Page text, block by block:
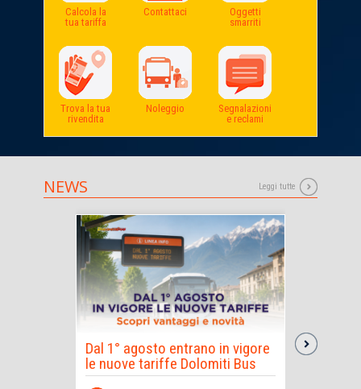
Calcola la
tua tariffa
Contattaci
Oggetti
smarriti
Trova la tua
rivendita
Noleggio
Segnalazioni
e reclami
NEWS Leggi tutte
Dal 1° agosto entrano in vigore
le nuove tariffe Dolomiti Bus
Linee